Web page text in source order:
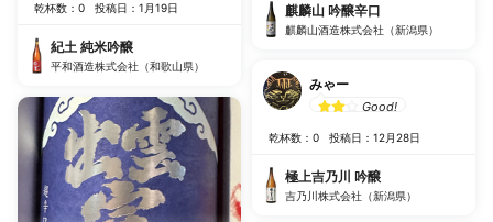
乾杯数：0 投稿日：1月19日
紀土 純米吟醸
平和酒造株式会社（和歌山県）
麒麟山 吟醸辛口
麒麟山酒造株式会社（新潟県）
みゃー
Good!
乾杯数：0 投稿日：12月28日
極上吉乃川 吟醸
吉乃川株式会社（新潟県）